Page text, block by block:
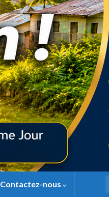
Contactez-nous